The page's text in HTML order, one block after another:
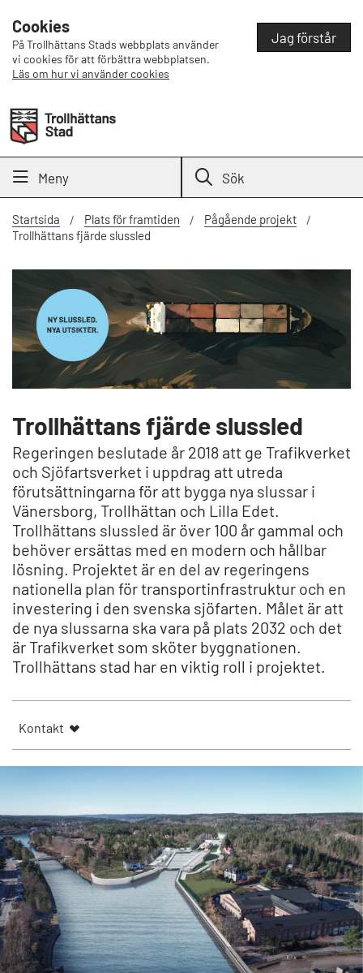
Cookies
På Trollhättans Stads webbplats använder
vi cookies för att förbättra webbplatsen.
Läs om hur vi använder cookies
Jag förstår
Meny Sök
Startsida Plats för framtiden
Pågående projekt
Trollhättans fjärde slussled
Trollhättans fjärde slussled
Regeringen beslutade år 2018 att ge Trafikverket
och Sjöfartsverket i uppdrag att utreda
förutsättningarna för att bygga nya slussar i
Vänersborg, Trollhättan och Lilla Edet.
Trollhättans slussled är över 100 år gammal och
behöver ersättas med en modern och hållbar
lösning. Projektet är en del av regeringens
nationella plan för transportinfrastruktur och en
investering i den svenska sjöfarten. Målet är att
de nya slussarna ska vara på plats 2032 och det
är Trafikverket som sköter byggnationen.
Trollhättans stad har en viktig roll i projektet.
Kontakt